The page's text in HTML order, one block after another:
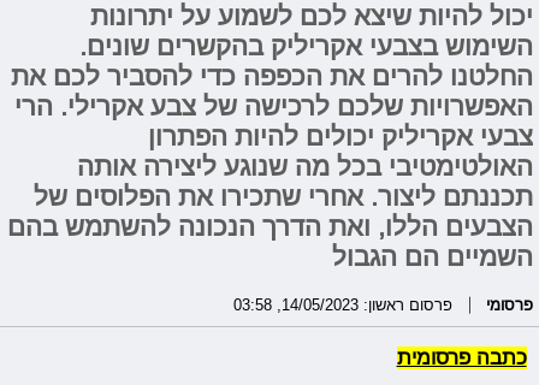
יכול להיות שיצא לכם לשמוע על יתרונות
השימוש בצבעי אקריליק בהקשרים שונים.
החלטנו להרים את הכפפה כדי להסביר לכם את
האפשרויות שלכם לרכישה של צבע אקרילי. הרי
צבעי אקריליק יכולים להיות הפתרון
האולטימטיבי בכל מה שנוגע ליצירה אותה
תכננתם ליצור. אחרי שתכירו את הפלוסים של
הצבעים הללו, ואת הדרך הנכונה להשתמש בהם
השמיים הם הגבול
פרסומי פרסום ראשון: 14/05/2023, 03:58
כתבה פרסומית